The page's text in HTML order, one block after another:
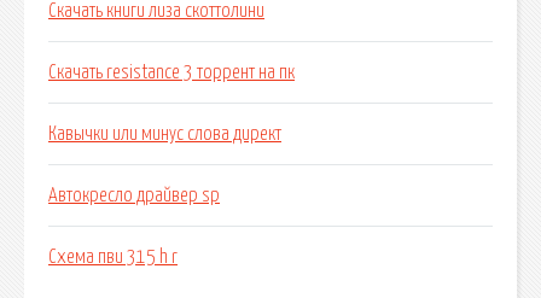
Скачать книги лиза скоттолини
Скачать resistance 3 торрент на пк
Кавычки или минус слова директ
Автокресло драйвер sp
Схема пви 315 h r